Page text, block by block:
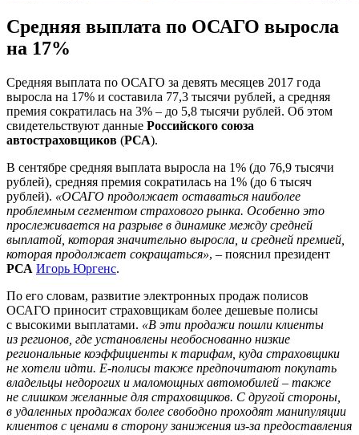
Средняя выплата по ОСАГО выросла
на 17%
Средняя выплата по ОСАГО за девять месяцев 2017 года
выросла на 17% и составила 77,3 тысячи рублей, а средняя
премия сократилась на 3% – до 5,8 тысячи рублей. Об этом
свидетельствуют данные Российского союза
автостраховщиков (РСА).
В сентябре средняя выплата выросла на 1% (до 76,9 тысячи
рублей), средняя премия сократилась на 1% (до 6 тысяч
рублей). «ОСАГО продолжает оставаться наиболее
проблемным сегментом страхового рынка. Особенно это
прослеживается на разрыве в динамике между средней
выплатой, которая значительно выросла, и средней премией,
которая продолжает сокращаться», – пояснил президент
РСА Игорь Юргенс.
По его словам, развитие электронных продаж полисов
ОСАГО приносит страховщикам более дешевые полисы
с высокими выплатами. «В эти продажи пошли клиенты
из регионов, где установлены необоснованно низкие
региональные коэффициенты к тарифам, куда страховщики
не хотели идти. Е-полисы также предпочитают покупать
владельцы недорогих и маломощных автомобилей – также
не слишком желанные для страховщиков. С другой стороны,
в удаленных продажах более свободно проходят манипуляции
клиентов с ценами в сторону занижения из-за предоставления